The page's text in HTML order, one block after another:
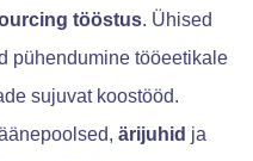
tööstus. Ühised
pühendumine tööeetikale
sujuvat koostööd.
ärijuhid ja